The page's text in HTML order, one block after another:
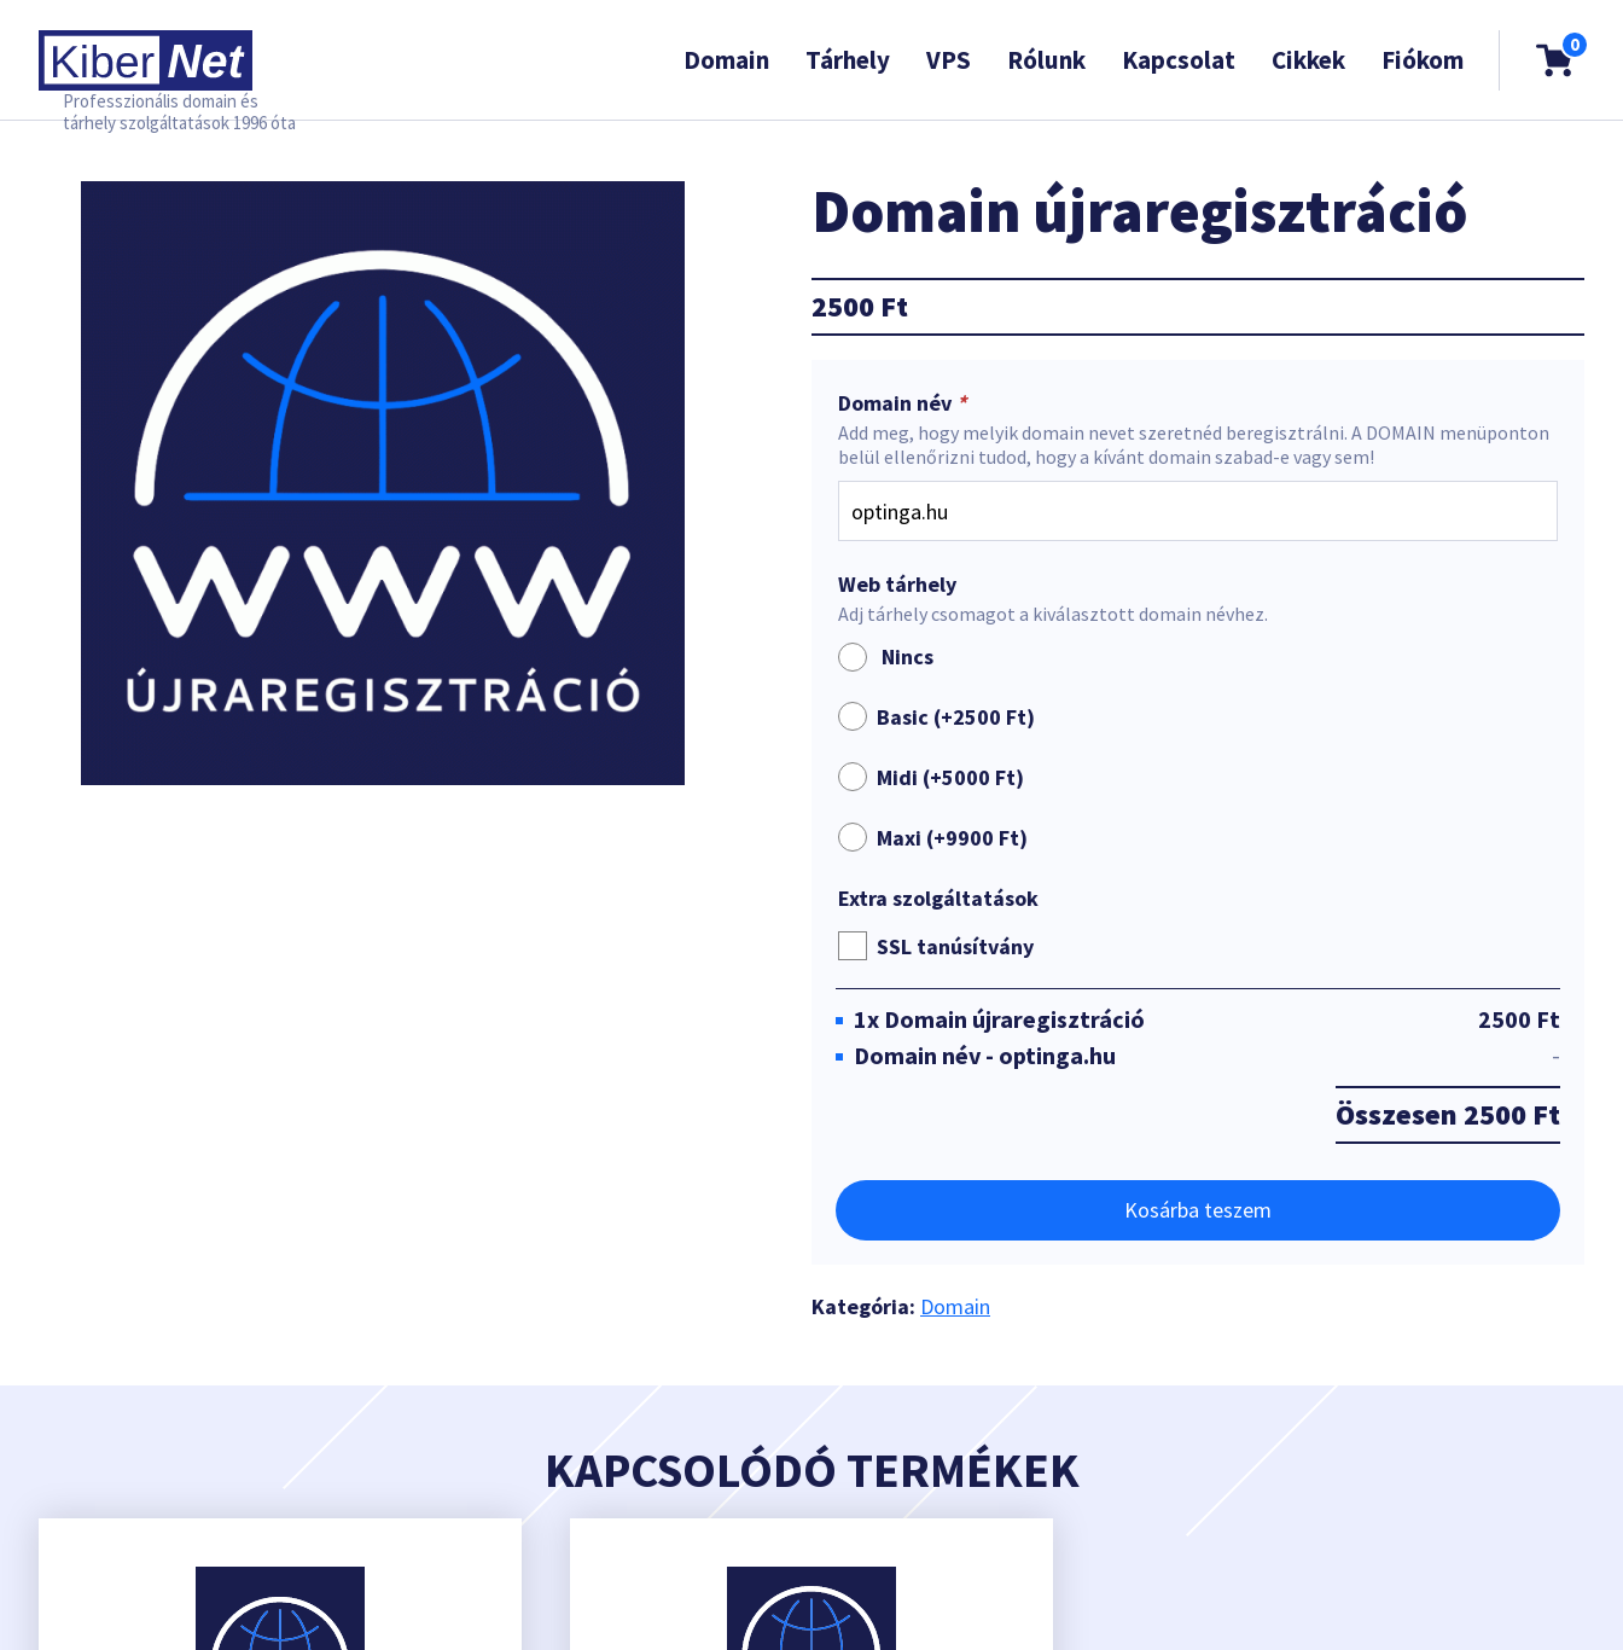
Professzionális domain és
tárhely szolgáltatások 1996 óta
Domain Tárhely VPS Rólunk Kapcsolat Cikkek Fiókom 0
Domain újraregisztráció
2500 Ft
Domain név *
Add meg, hogy melyik domain nevet szeretnéd beregisztrálni. A DOMAIN menüponton
belül ellenőrizni tudod, hogy a kívánt domain szabad-e vagy sem!
Web tárhely
Adj tárhely csomagot a kiválasztott domain névhez.
Nincs
Basic (+2500 Ft)
Midi (+5000 Ft)
Maxi (+9900 Ft)
Extra szolgáltatások
SSL tanúsítvány
1x Domain újraregisztráció
2500 Ft
Domain név - optinga.hu
-
Összesen 2500 Ft
Kosárba teszem
Kategória: Domain
KAPCSOLÓDÓ TERMÉKEK